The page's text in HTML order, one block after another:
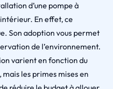
d’une pompe à
En effet, ce
Son adoption vous permet
de l’environnement.
varient en fonction du
les primes mises en